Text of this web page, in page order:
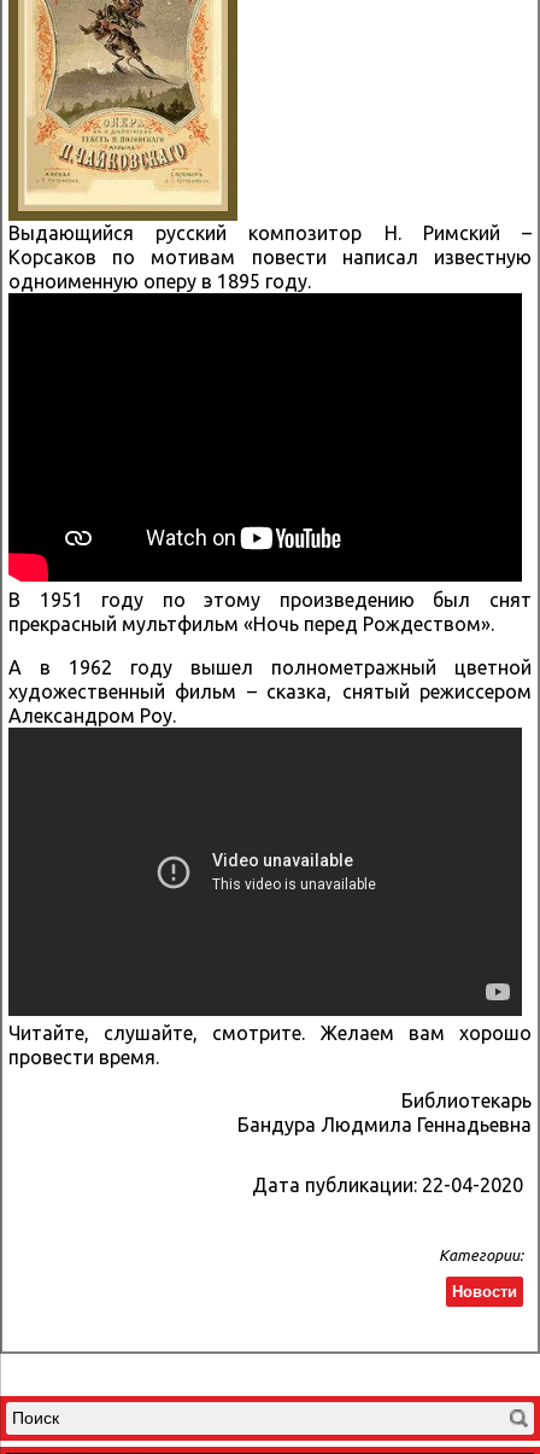
Выдающийся русский композитор Н. Римский –
Корсаков по мотивам повести написал известную
одноименную оперу в 1895 году.
В 1951 году по этому произведению был снят
прекрасный мультфильм «Ночь перед Рождеством».
А в 1962 году вышел полнометражный цветной
художественный фильм – сказка, снятый режиссером
Александром Роу.
Читайте, слушайте, смотрите. Желаем вам хорошо
провести время.
Библиотекарь
Бандура Людмила Геннадьевна
Дата публикации: 22-04-2020
Категории:
Новости